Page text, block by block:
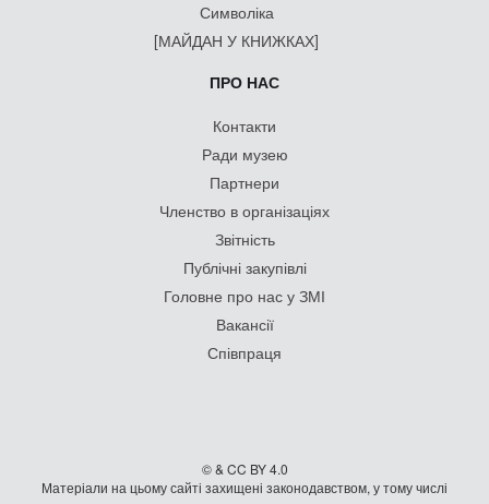
Символіка
[МАЙДАН У КНИЖКАХ]
ПРО НАС
Контакти
Ради музею
Партнери
Членство в організаціях
Звітність
Публічні закупівлі
Головне про нас у ЗМІ
Вакансії
Співпраця
© & CC BY 4.0
Матеріали на цьому сайті захищені законодавством, у тому числі